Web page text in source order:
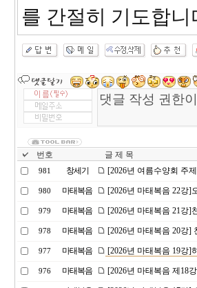
를 간절히 기도합니
번호 글 제 목
981 창세기 [2026년 여름수양회 주
980 마태복음 [2026년 마태복음 22강]
979 마태복음 [2026년 마태복음 21강]
978 마태복음 [2026년 마태복음 20강]
977 마태복음 [2026년 마태복음 19강]
976 마태복음 [2026년 마태복음 제18